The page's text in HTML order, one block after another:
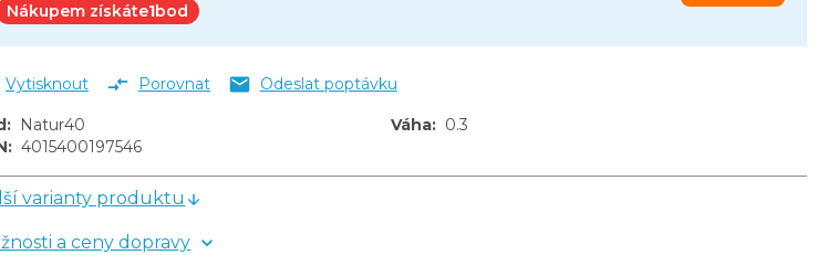
Nákupem získáte1bod
Vytisknout Porovnat Odeslat poptávku
: Natur40 Váha: 0.3
: 4015400197546
varianty produktu
a ceny dopravy